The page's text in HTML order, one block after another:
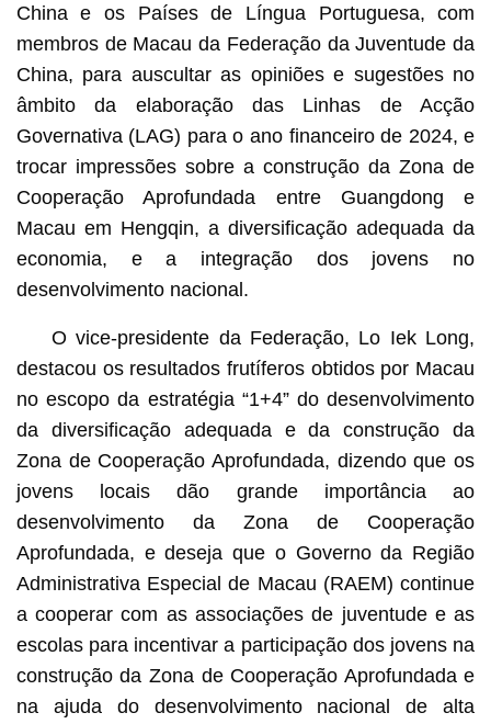
China e os Países de Língua Portuguesa, com
membros de Macau da Federação da Juventude da
China, para auscultar as opiniões e sugestões no
âmbito da elaboração das Linhas de Acção
Governativa (LAG) para o ano financeiro de 2024, e
trocar impressões sobre a construção da Zona de
Cooperação Aprofundada entre Guangdong e
Macau em Hengqin, a diversificação adequada da
economia, e a integração dos jovens no
desenvolvimento nacional.
O vice-presidente da Federação, Lo Iek Long,
destacou os resultados frutíferos obtidos por Macau
no escopo da estratégia “1+4” do desenvolvimento
da diversificação adequada e da construção da
Zona de Cooperação Aprofundada, dizendo que os
jovens locais dão grande importância ao
desenvolvimento da Zona de Cooperação
Aprofundada, e deseja que o Governo da Região
Administrativa Especial de Macau (RAEM) continue
a cooperar com as associações de juventude e as
escolas para incentivar a participação dos jovens na
construção da Zona de Cooperação Aprofundada e
na ajuda do desenvolvimento nacional de alta